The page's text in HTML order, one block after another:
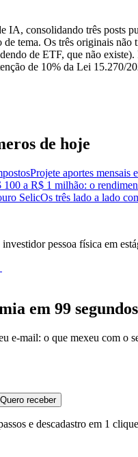
IA, consolidando três posts
de tema. Os três originais
de ETF, que não
de 10% da Lei 15.270/
de hoje
Projete aportes mensais
100 a R$ 1 milhão: o
SelicOs três lado a lado
pessoa física em
em 99 segundos
e-mail: o que mexeu com o
Quero receber
e descadastro em 1